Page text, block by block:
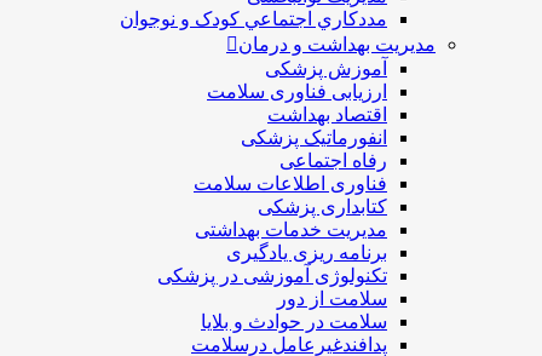
مددکاري اجتماعي کودک و نوجوان
مدیریت بهداشت و درمان
آموزش پزشکی
ارزیابی فناوری سلامت
اقتصاد بهداشت
انفورماتیک پزشکی
رفاه اجتماعی
فناوری اطلاعات سلامت
کتابداری پزشکی
مديريت خدمات بهداشتی
برنامه ریزی یادگیری
تکنولوژی آموزشی در پزشکی
سلامت از دور
سلامت در حوادث و بلایا
پدافندغیرعامل درسلامت